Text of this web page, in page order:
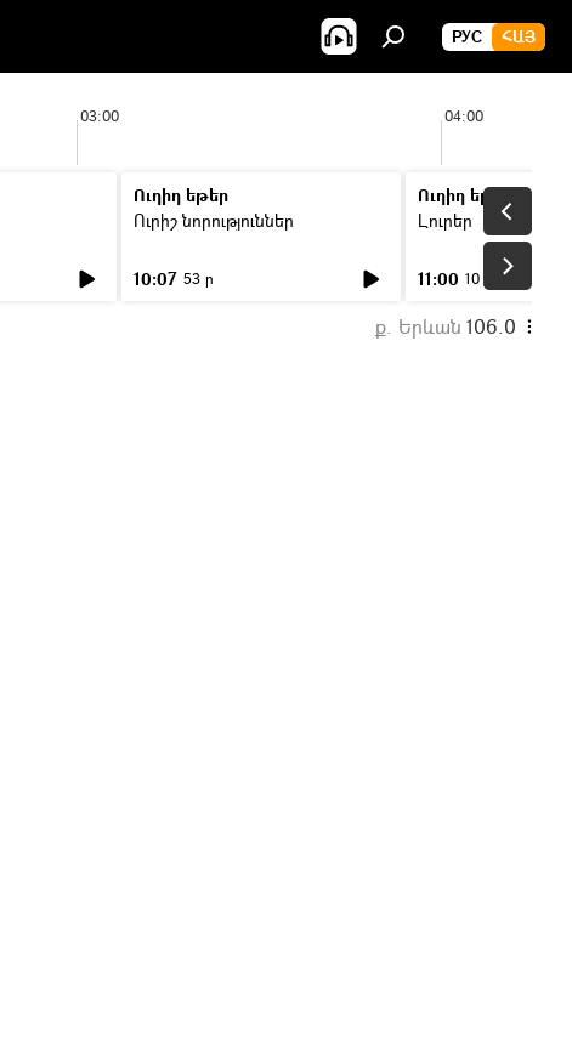
РУС ՀԱՅ
03:00 04:00
Ուղիղ եթեր
Ուրիշ նորություններ
10:07 53 ր
Ուղիղ եթեր
Լուրեր
11:00 10 ր
ք. Երևան 106.0